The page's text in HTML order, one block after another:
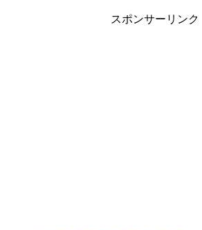
スポンサーリンク